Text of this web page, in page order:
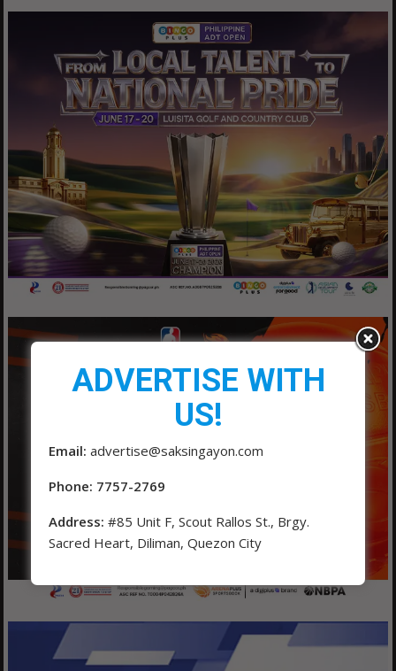
ADVERTISE WITH
US!
Email: advertise@saksingayon.com
Phone: 7757-2769
Address: #85 Unit F, Scout Rallos St., Brgy.
Sacred Heart, Diliman, Quezon City